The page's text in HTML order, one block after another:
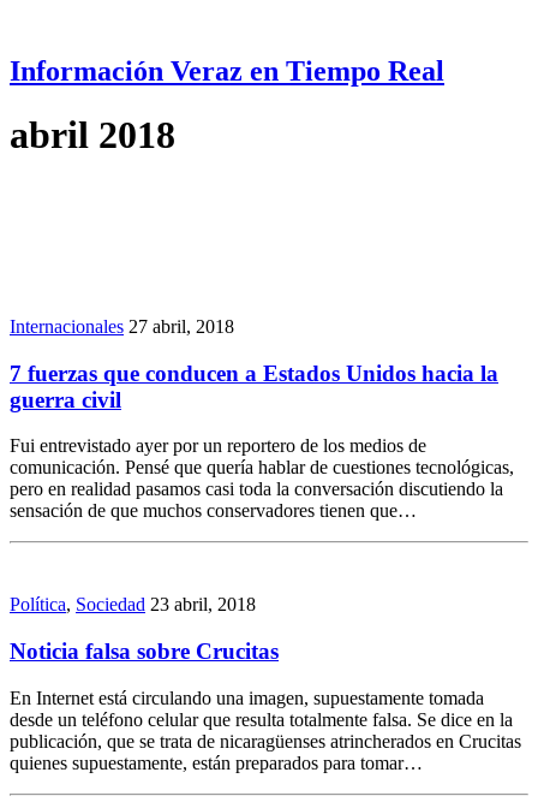
Información Veraz en Tiempo Real
abril 2018
Internacionales 27 abril, 2018
7 fuerzas que conducen a Estados Unidos hacia la
guerra civil
Fui entrevistado ayer por un reportero de los medios de
comunicación. Pensé que quería hablar de cuestiones tecnológicas,
pero en realidad pasamos casi toda la conversación discutiendo la
sensación de que muchos conservadores tienen que…
Política, Sociedad 23 abril, 2018
Noticia falsa sobre Crucitas
En Internet está circulando una imagen, supuestamente tomada
desde un teléfono celular que resulta totalmente falsa. Se dice en la
publicación, que se trata de nicaragüenses atrincherados en Crucitas
quienes supuestamente, están preparados para tomar…